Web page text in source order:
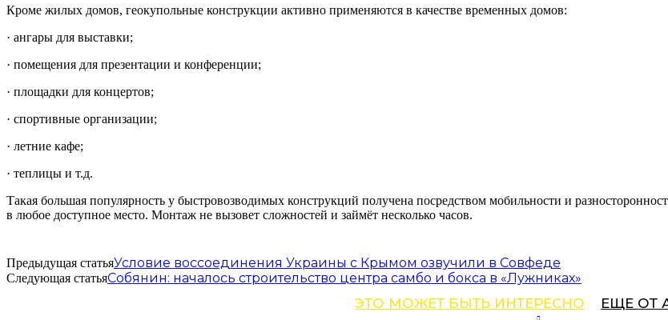
Кроме жилых домов, геокупольные конструкции активно применяются в качестве временных домов:
· ангары для выставки;
· помещения для презентации и конференции;
· площадки для концертов;
· спортивные организации;
· летние кафе;
· теплицы и т.д.
Такая большая популярность у быстровозводимых конструкций получена посредством мобильности и
в любое доступное место. Монтаж не вызовет сложностей и займёт несколько часов.
Предыдущая статьяУсловие воссоединения Украины с Крымом озвучили в Совфеде
Следующая статьяСобянин: началось строительство центра самбо и бокса в «Лужниках»
ЭТО МОЖЕТ БЫТЬ ИНТЕРЕСНО ЕЩЕ ОТ